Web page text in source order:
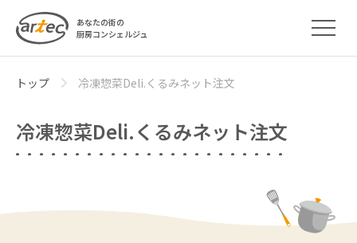
あなたの街の
厨房コンシェルジュ
トップ 冷凍惣菜Deli.くるみネット注文
冷凍惣菜Deli.くるみネット注文